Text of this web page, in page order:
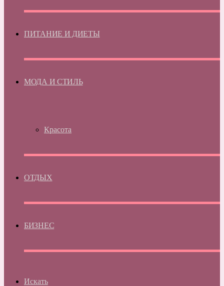
ПИТАНИЕ И ДИЕТЫ
МОДА И СТИЛЬ
Красота
ОТДЫХ
БИЗНЕС
Искать